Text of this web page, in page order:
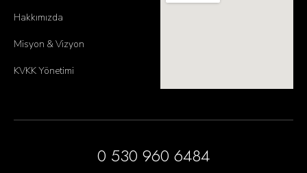
Hakkımızda
Misyon & Vizyon
KVKK Yönetimi
0 530 960 6484